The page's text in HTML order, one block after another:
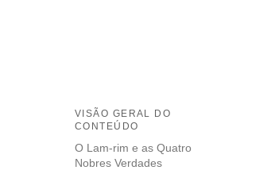
VISÃO GERAL DO
CONTEÚDO
O Lam-rim e as Quatro
Nobres Verdades